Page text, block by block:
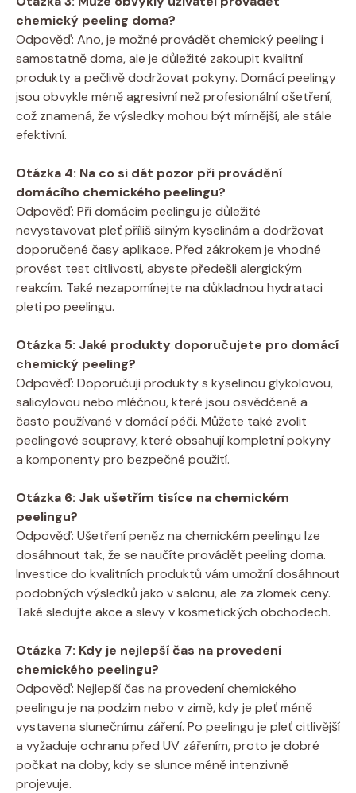
chemický peeling doma?
Odpověď: Ano, je možné provádět chemický peeling i
samostatně doma, ale je důležité zakoupit kvalitní
produkty a pečlivě dodržovat pokyny. Domácí peelingy
jsou obvykle méně agresivní než profesionální ošetření,
což znamená, že výsledky mohou být mírnější, ale stále
efektivní.
Otázka 4: Na co si dát pozor při provádění
domácího chemického peelingu?
Odpověď: Při domácím peelingu je důležité
nevystavovat pleť příliš silným kyselinám a dodržovat
doporučené časy aplikace. Před zákrokem je vhodné
provést test citlivosti, abyste předešli alergickým
reakcím. Také nezapomínejte na důkladnou hydrataci
pleti po peelingu.
Otázka 5: Jaké produkty doporučujete pro domácí
chemický peeling?
Odpověď: Doporučuji produkty s kyselinou glykolovou,
salicylovou nebo mléčnou, které jsou osvědčené a
často používané v domácí péči. Můžete také zvolit
peelingové soupravy, které obsahují kompletní pokyny
a komponenty pro bezpečné použití.
Otázka 6: Jak ušetřím tisíce na chemickém
peelingu?
Odpověď: Ušetření peněz na chemickém peelingu lze
dosáhnout tak, že se naučíte provádět peeling doma.
Investice do kvalitních produktů vám umožní dosáhnout
podobných výsledků jako v salonu, ale za zlomek ceny.
Také sledujte akce a slevy v kosmetických obchodech.
Otázka 7: Kdy je nejlepší čas na provedení
chemického peelingu?
Odpověď: Nejlepší čas na provedení chemického
peelingu je na podzim nebo v zimě, kdy je pleť méně
vystavena slunečnímu záření. Po peelingu je pleť citlivější
a vyžaduje ochranu před UV zářením, proto je dobré
počkat na doby, kdy se slunce méně intenzivně
projevuje.